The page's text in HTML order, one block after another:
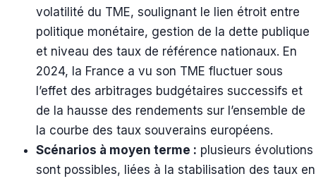
volatilité du TME, soulignant le lien étroit entre
politique monétaire, gestion de la dette publique
et niveau des taux de référence nationaux. En
2024, la France a vu son TME fluctuer sous
l’effet des arbitrages budgétaires successifs et
de la hausse des rendements sur l’ensemble de
la courbe des taux souverains européens.
Scénarios à moyen terme : plusieurs évolutions
sont possibles, liées à la stabilisation des taux en